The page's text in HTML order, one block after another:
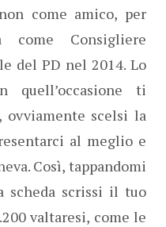
come amico, per
Consigliere
del PD nel 2014. Lo
quell’occasione ti
scelsi la
al meglio e
Così, tappandomi
scheda scrissi il tuo
valtaresi, come le